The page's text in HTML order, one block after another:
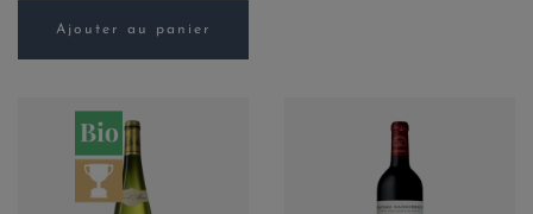
Ajouter au panier